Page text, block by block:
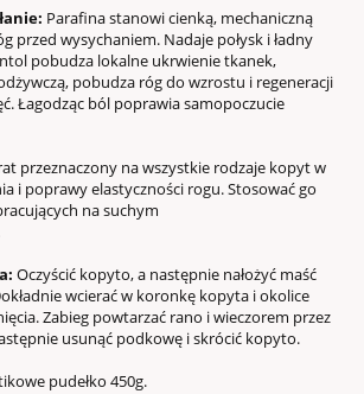
Parafina stanowi cienką, mechaniczną
przed wysychaniem. Nadaje połysk i ładny
pobudza lokalne ukrwienie tkanek,
pobudza róg do wzrostu i regeneracji
Łagodząc ból poprawia samopoczucie
przeznaczony na wszystkie rodzaje kopyt w
i poprawy elastyczności rogu. Stosować go
na suchym
Oczyścić kopyto, a następnie nałożyć maść
wcierać w koronkę kopyta i okolice
Zabieg powtarzać rano i wieczorem przez
usunąć podkowę i skrócić kopyto.
pudełko 450g.